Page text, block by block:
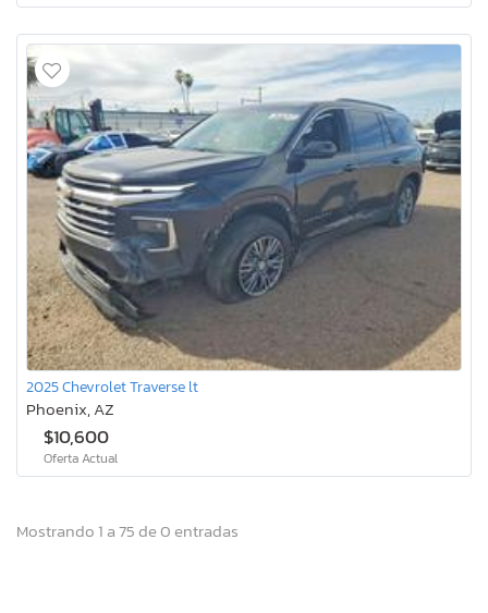
2025 Chevrolet Traverse lt
Phoenix, AZ
$10,600
Oferta Actual
Mostrando 1 a 75 de 0 entradas